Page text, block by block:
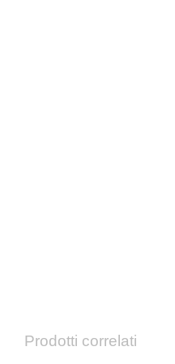
Prodotti correlati